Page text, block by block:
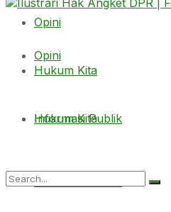
Opini
Hukum Kita
Informasi Publik
Opini
Hukum Kita
Informasi Publik